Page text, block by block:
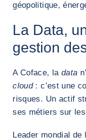
géopolitique,
La Data,
gestion
A Coface, la data
cloud: c’est une
risques. Un actif
ses métiers sur
Leader mondial de